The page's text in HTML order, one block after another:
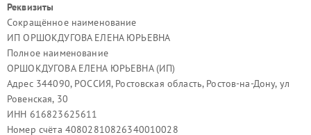
Реквизиты
Сокращённое наименование
ИП ОРШОКДУГОВА ЕЛЕНА ЮРЬЕВНА
Полное наименование
ОРШОКДУГОВА ЕЛЕНА ЮРЬЕВНА (ИП)
Адрес 344090, РОССИЯ, Ростовская область, Ростов-на-Дону, ул
Ровенская, 30
ИНН 616823625611
Номер счёта 40802810826340010028